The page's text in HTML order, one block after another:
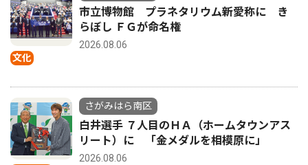
文化
市立博物館 プラネタリウム新愛称に き
らぼし ＦＧが命名権
2026.08.06
さがみはら南区
白井選手 ７人目のＨＡ（ホームタウンアス
リート）に 「金メダルを相模原に」
2026.08.06